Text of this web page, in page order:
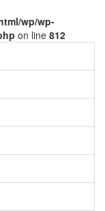
wp/wp-
on line 812